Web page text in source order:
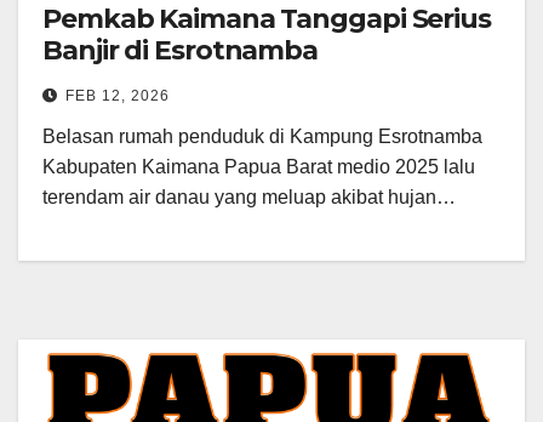
Pemkab Kaimana Tanggapi Serius
Banjir di Esrotnamba
FEB 12, 2026
Belasan rumah penduduk di Kampung Esrotnamba
Kabupaten Kaimana Papua Barat medio 2025 lalu
terendam air danau yang meluap akibat hujan…